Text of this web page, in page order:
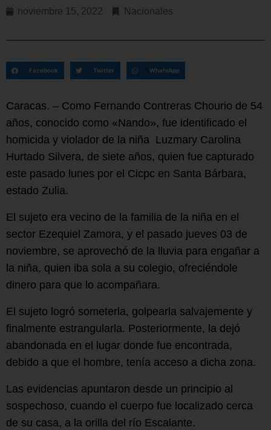
noviembre 15, 2022 Nacionales
Facebook Twitter WhatsApp
Caracas. – Como Fernando Contreras Chourio de 54
años, conocido como «Nando», fue identificado el
homicida y violador de la niña Luzmary Carolina
Hurtado Silvera, de siete años, quien fue capturado
este pasado lunes por el Cicpc en Santa Bárbara,
estado Zulia.
El sujeto era vecino de la familia de la niña en el
sector Ezequiel Zamora, y el pasado jueves 03 de
noviembre, se aprovechó de la lluvia para engañar a
la niña, quien iba sola a su colegio, ofreciéndole
dinero para que lo acompañara.
El sujeto logró someterla, golpearla salvajemente y
finalmente estrangularla. Posteriormente, la dejó
abandonada en el lugar donde fue encontrada,
debido a que el hombre, tenía acceso a dicha zona.
Las evidencias apuntaron desde un principio al
sospechoso, cuando el cuerpo fue localizado cerca
de su casa, a la orilla del río Escalante.